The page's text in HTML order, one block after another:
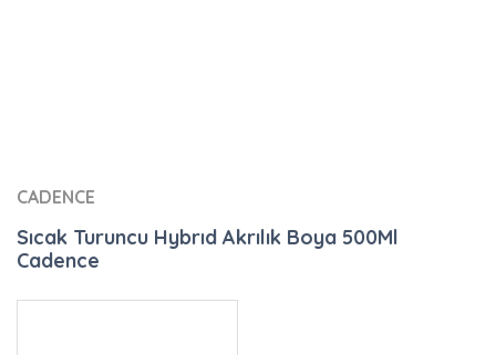
CADENCE
Sıcak Turuncu Hybrıd Akrılık Boya 500Ml
Cadence